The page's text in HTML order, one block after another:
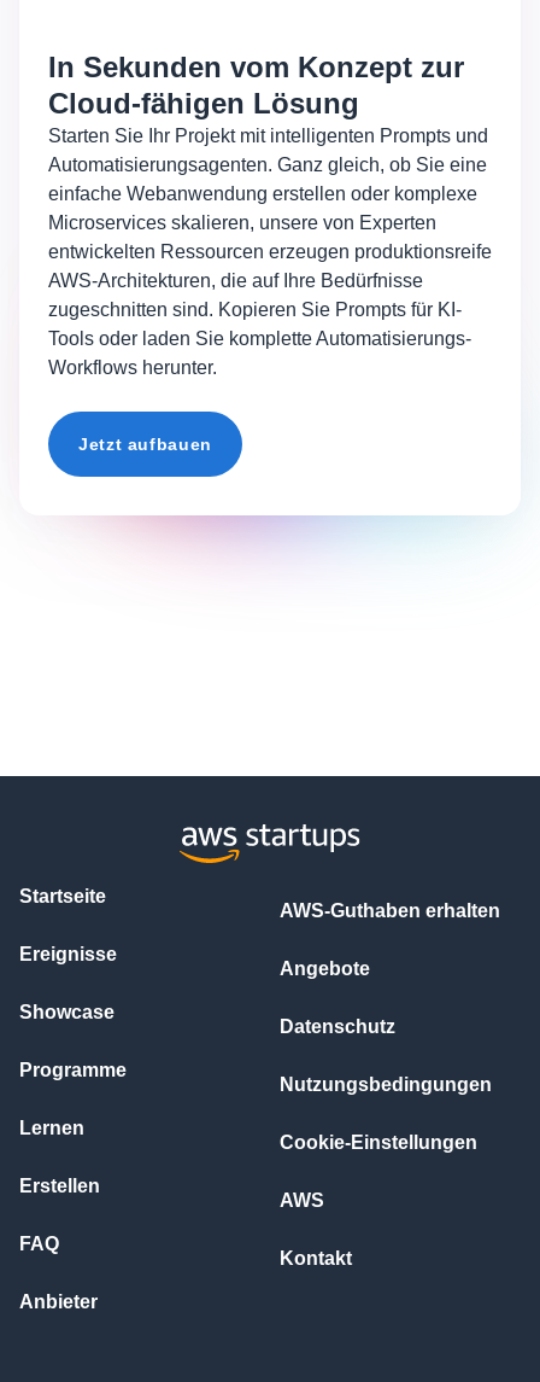
In Sekunden vom Konzept zur
Cloud-fähigen Lösung
Starten Sie Ihr Projekt mit intelligenten Prompts und
Automatisierungsagenten. Ganz gleich, ob Sie eine
einfache Webanwendung erstellen oder komplexe
Microservices skalieren, unsere von Experten
entwickelten Ressourcen erzeugen produktionsreife
AWS-Architekturen, die auf Ihre Bedürfnisse
zugeschnitten sind. Kopieren Sie Prompts für KI-
Tools oder laden Sie komplette Automatisierungs-
Workflows herunter.
Jetzt aufbauen
Startseite
Ereignisse
Showcase
Programme
Lernen
Erstellen
FAQ
Anbieter
AWS-Guthaben erhalten
Angebote
Datenschutz
Nutzungsbedingungen
Cookie-Einstellungen
AWS
Kontakt